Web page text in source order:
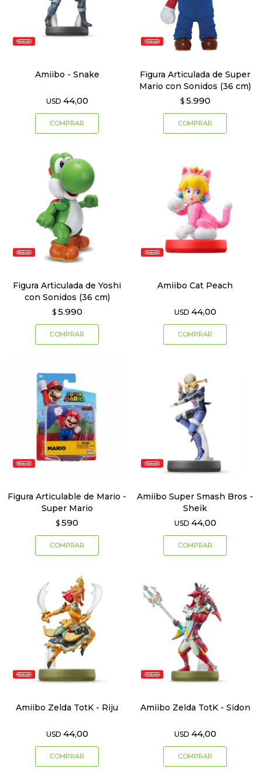
Amiibo - Snake
USD 44,00
Figura Articulada de Super
Mario con Sonidos (36 cm)
$ 5.990
Figura Articulada de Yoshi
con Sonidos (36 cm)
$ 5.990
Amiibo Cat Peach
USD 44,00
Figura Articulable de Mario -
Super Mario
$ 590
Amiibo Super Smash Bros -
Sheik
USD 44,00
Amiibo Zelda TotK - Riju
USD 44,00
Amiibo Zelda TotK - Sidon
USD 44,00